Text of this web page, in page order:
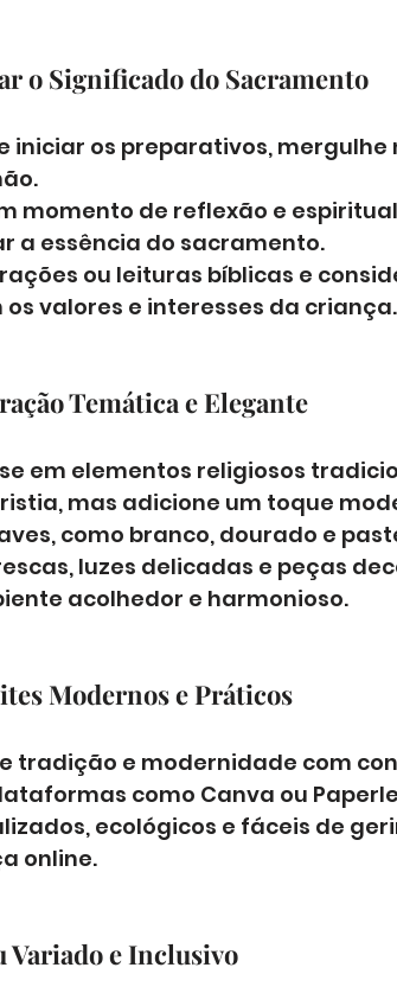
o Significado do Sacramento
iniciar os preparativos,
momento de reflexão e
a essência do sacramento.
ou leituras bíblicas e
valores e interesses da criança.
Temática e Elegante
em elementos religiosos
mas adicione um toque
como branco, dourado e
luzes delicadas e peças
acolhedor e harmonioso.
Modernos e Práticos
tradição e modernidade com
como Canva ou
ecológicos e fáceis de
online.
Variado e Inclusivo